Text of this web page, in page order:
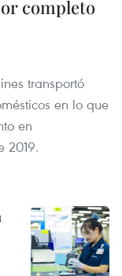
completo
transportó
en lo que
en
2019.